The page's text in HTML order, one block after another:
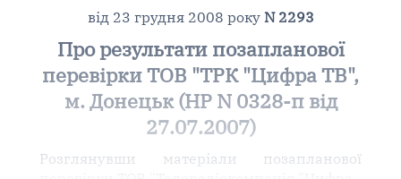
від 23 грудня 2008 року N 2293
Про результати позапланової
перевірки ТОВ "ТРК "Цифра ТВ",
м. Донецьк (НР N 0328-п від
27.07.2007)
Розглянувши матеріали позапланової